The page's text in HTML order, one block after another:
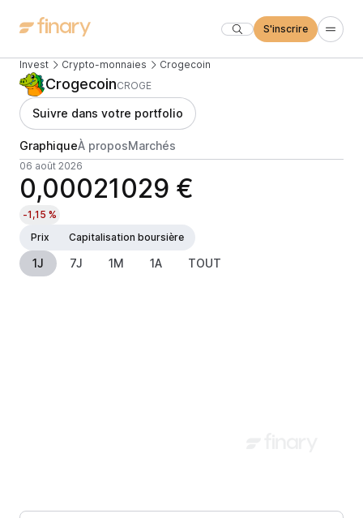
S'inscrire
Invest Crypto-monnaies Crogecoin
CrogecoinCROGE
Suivre dans votre portfolio
GraphiqueÀ proposMarchés
06 août 2026
0,00021029 €
-1,15 %
Prix
Capitalisation boursière
1J 7J 1M 1A TOUT